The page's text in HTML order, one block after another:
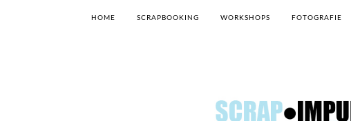
HOME SCRAPBOOKING WORKSHOPS FOTOGRAFIE